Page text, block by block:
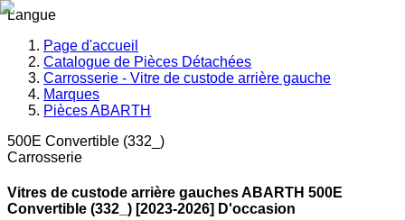
Langue
Page d'accueil
Catalogue de Pièces Détachées
Carrosserie - Vitre de custode arrière gauche
Marques
Pièces ABARTH
500E Convertible (332_)
Carrosserie
Vitres de custode arrière gauches ABARTH 500E
Convertible (332_) [2023-2026] D'occasion